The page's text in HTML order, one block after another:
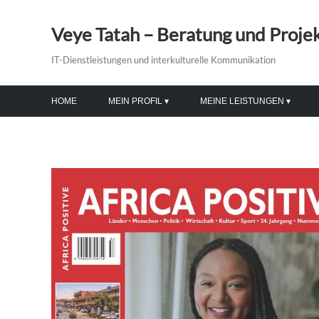
Veye Tatah – Beratung und
IT-Dienstleistungen und interkulturelle Kommunikation
HOME MEIN PROFIL MEINE LEISTUNGEN
PR-BERATUNG & TRAINING
BILDUNG & INTEGRATION
MEDIENGESTALTUNG
IT-DIENSTLEISTUNGEN